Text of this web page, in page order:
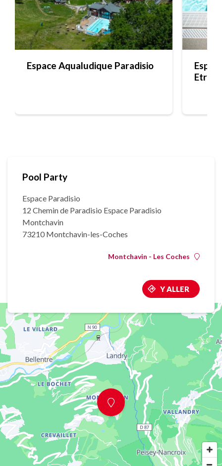
Espace Aqualudique Paradisio
Etre
Pool Party
Espace Paradisio
12 Chemin de Paradisio Espace Paradisio
Montchavin
73210 Montchavin-les-Coches
Montchavin - Les Coches
Y ALLER